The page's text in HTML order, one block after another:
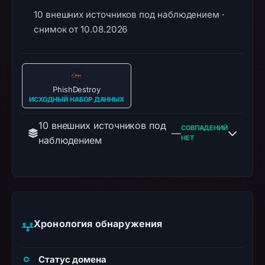
10 внешних источников под наблюдением ·
снимок от 10.08.2026
PhishDestroy
ИСХОДНЫЙ НАБОР ДАННЫХ
10 внешних источников под
наблюдением
—СОВПАДЕНИЙ
НЕТ
Хронология обнаружения
Статус домена